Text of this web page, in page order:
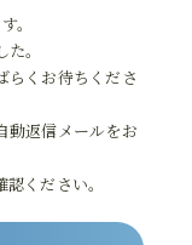
。
。
らくお待ちくださ
動返信メールをお
ください。